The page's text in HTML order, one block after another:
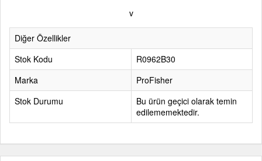
v
Diğer Özellikler
Stok Kodu
R0962B30
Marka
ProFisher
Stok Durumu
Bu ürün geçici olarak temin
edilememektedir.